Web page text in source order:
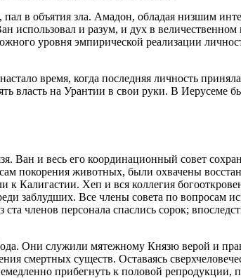
в объятия зла. Амадон, обладая низшим
использовал и разум, и дух в
уровня эмпирической реализации
время, когда последняя личность
на Урантии в свои руки. В Иерусеме
Ван и весь его координационный совет
покорения животных, были охвачены
Калигастии. Хеп и вся коллегия
заблудших. Все члены совета по вопросам
членов персонала спаслись сорок;
Они служили мятежному Князю верой и
существ. Оставаясь
прибегнуть к половой репродукции,